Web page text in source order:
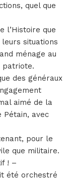
quel que
l’Histoire que
situations
ménage au
patriote.
des généraux
aimé de la
Pétain, avec
pour le
que militaire.
! –
été orchestré